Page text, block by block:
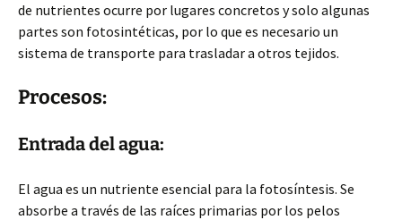
de nutrientes ocurre por lugares concretos y solo algunas
partes son fotosintéticas, por lo que es necesario un
sistema de transporte para trasladar a otros tejidos.
Procesos:
Entrada del agua:
El agua es un nutriente esencial para la fotosíntesis. Se
absorbe a través de las raíces primarias por los pelos